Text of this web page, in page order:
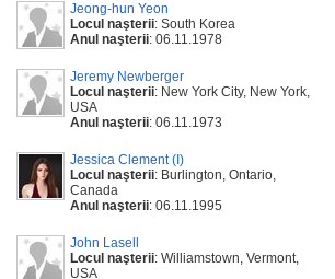
Jeong-hun Yeon
Locul naşterii: South Korea
Anul naşterii: 06.11.1978
Jeremy Newberger
Locul naşterii: New York City, New York,
USA
Anul naşterii: 06.11.1973
Jessica Clement (I)
Locul naşterii: Burlington, Ontario,
Canada
Anul naşterii: 06.11.1995
John Lasell
Locul naşterii: Williamstown, Vermont,
USA